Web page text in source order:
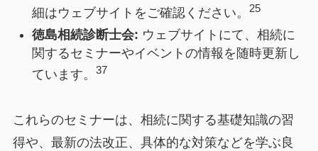
細はウェブサイトをご確認ください。 25
徳島相続診断士会: ウェブサイトにて、相続に
関するセミナーやイベントの情報を随時更新し
ています。
37
これらのセミナーは、相続に関する基礎知識の習
得や、最新の法改正、具体的な対策などを学ぶ良